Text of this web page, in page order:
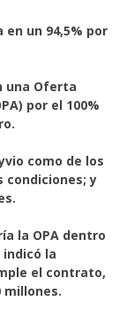
un 94,5% por
una Oferta
por el 100%
como de los
condiciones; y
la OPA dentro
la
el contrato,
millones.